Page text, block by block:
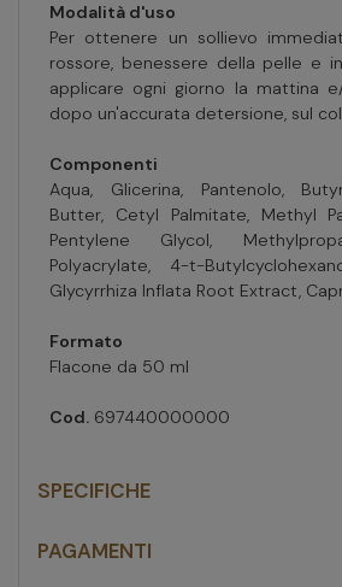
Modalità d'uso
Per ottenere un sollievo
rossore, benessere della pelle e
applicare ogni giorno la mattina
dopo un'accurata detersione, sul
Componenti
Aqua, Glicerina, Pantenolo,
Butter, Cetyl Palmitate, Methyl
Pentylene Glycol,
Polyacrylate, 4-t-
Glycyrrhiza Inflata Root Extract,
Formato
Flacone da 50 ml
Cod. 697440000000
SPECIFICHE
PAGAMENTI